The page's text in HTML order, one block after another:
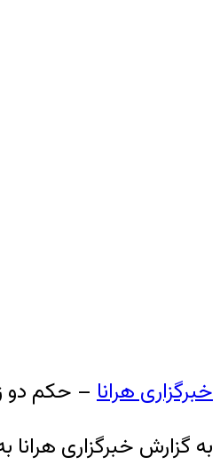
خبرگزاری هرانا – حکم دو
به گزارش خبرگزاری